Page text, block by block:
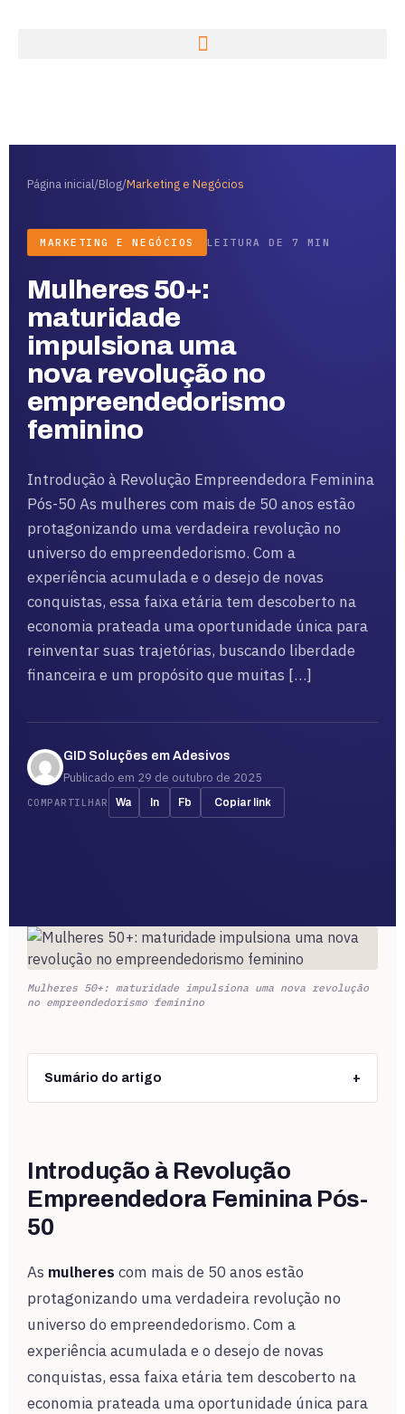
Página inicial/Blog/Marketing e Negócios
MARKETING E NEGÓCIOS LEITURA DE 7 MIN
Mulheres 50+:
maturidade
impulsiona uma
nova revolução no
empreendedorismo
feminino
Introdução à Revolução Empreendedora Feminina
Pós-50 As mulheres com mais de 50 anos estão
protagonizando uma verdadeira revolução no
universo do empreendedorismo. Com a
experiência acumulada e o desejo de novas
conquistas, essa faixa etária tem descoberto na
economia prateada uma oportunidade única para
reinventar suas trajetórias, buscando liberdade
financeira e um propósito que muitas […]
GID Soluções em Adesivos
Publicado em 29 de outubro de 2025
COMPARTILHAR Wa In Fb Copiar link
Mulheres 50+: maturidade impulsiona uma nova revolução
no empreendedorismo feminino
Sumário do artigo +
Introdução à Revolução
Empreendedora Feminina Pós-
50
As mulheres com mais de 50 anos estão
protagonizando uma verdadeira revolução no
universo do empreendedorismo. Com a
experiência acumulada e o desejo de novas
conquistas, essa faixa etária tem descoberto na
economia prateada uma oportunidade única para